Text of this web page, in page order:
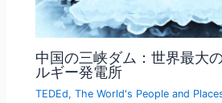
中国の三峡ダム：世界最大
ルギー発電所
TEDEd,The World's People and